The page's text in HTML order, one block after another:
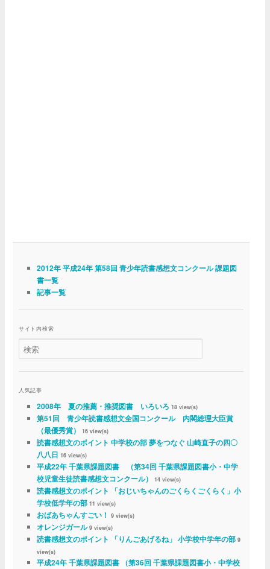
2012年 平成24年 第58回 青少年読書感想文コンクール 課題図
書一覧
記事一覧
サイト内検索
人気記事
2008年 夏の推薦・推奨図書 いろいろ 18 view(s)
第51回 青少年読書感想文全国コンクール 内閣総理大臣賞
（最優秀賞）
16 view(s)
読書感想文のポイント 中学校の部 夢をつなぐ 山崎直子の四〇
八八日 16 view(s)
平成22年 千葉県課題図書 （第34回 千葉県課題図書小・中学
校児童生徒読書感想文コンクール）
14 view(s)
読書感想文のポイント 「おじいちゃんのごくらくごくらく」小
学校低学年の部 11 view(s)
おばあちゃんすごい！ 9 view(s)
オレンジガール 9 view(s)
読書感想文のポイント 「りんごあげるね」 小学校中学年の部 9
view(s)
平成24年 千葉県課題図書 （第36回 千葉県課題図書小・中学校